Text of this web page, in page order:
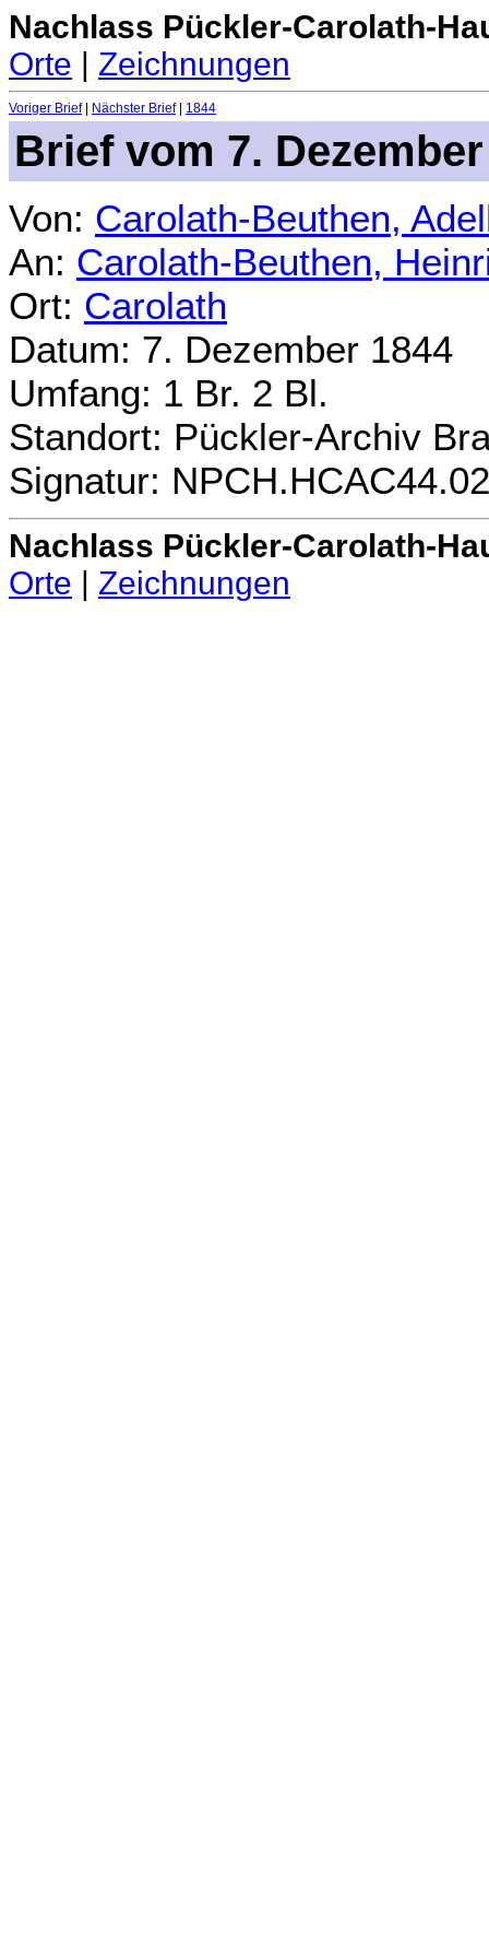
Nachlass Pückler-Carolath-
Orte | Zeichnungen
Voriger Brief| Nächster Brief| 1844
Brief vom 7.
Von: Carolath-Beuthen,
An: Carolath-Beuthen,
Ort: Carolath
Datum: 7. Dezember 1844
Umfang: 1 Br. 2 Bl.
Standort: Pückler-Archiv
Signatur:
Nachlass Pückler-Carolath-
Orte
Zeichnungen